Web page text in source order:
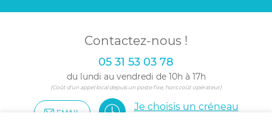
Contactez-nous !
05 31 53 03 78
du lundi au vendredi de 10h à 17h
(Coût d'un appel local depuis un poste fixe, hors coût opérateur)
EMAIL
Je choisis un créneau